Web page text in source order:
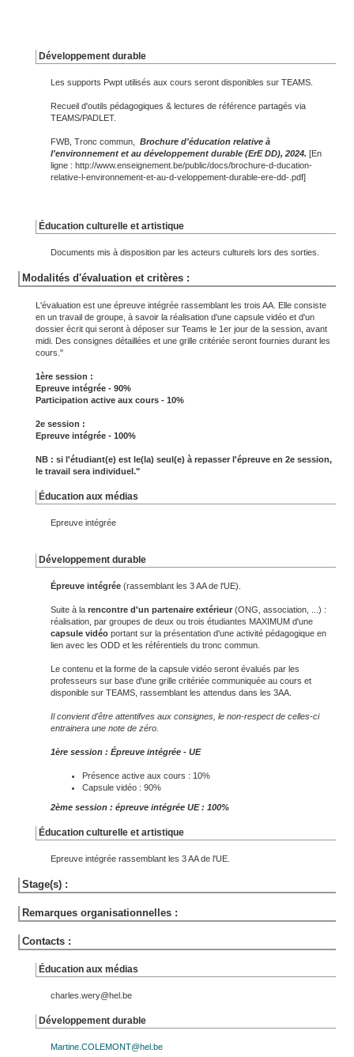
Développement durable
Les supports Pwpt utilisés aux cours seront disponibles sur TEAMS.
Recueil d'outils pédagogiques & lectures de référence partagés via
TEAMS/PADLET.
FWB, Tronc commun, Brochure d'éducation relative à
l'environnement et au développement durable (ErE DD), 2024. [En
ligne : http://www.enseignement.be/public/docs/brochure-d-ducation-
relative-l-environnement-et-au-d-veloppement-durable-ere-dd-.pdf]
Éducation culturelle et artistique
Documents mis à disposition par les acteurs culturels lors des sorties.
Modalités d'évaluation et critères :
L'évaluation est une épreuve intégrée rassemblant les trois AA. Elle consiste
en un travail de groupe, à savoir la réalisation d'une capsule vidéo et d'un
dossier écrit qui seront à déposer sur Teams le 1er jour de la session, avant
midi. Des consignes détaillées et une grille critériée seront fournies durant les
cours."
1ère session :
Epreuve intégrée - 90%
Participation active aux cours - 10%
2e session :
Epreuve intégrée - 100%
NB : si l'étudiant(e) est le(la) seul(e) à repasser l'épreuve en 2e session,
le travail sera individuel."
Éducation aux médias
Epreuve intégrée
Développement durable
Épreuve intégrée (rassemblant les 3 AA de l'UE).
Suite à la rencontre d'un partenaire extérieur (ONG, association, ...) :
réalisation, par groupes de deux ou trois étudiantes MAXIMUM d'une
capsule vidéo portant sur la présentation d'une activité pédagogique en
lien avec les ODD et les référentiels du tronc commun.
Le contenu et la forme de la capsule vidéo seront évalués par les
professeurs sur base d'une grille critériée communiquée au cours et
disponible sur TEAMS, rassemblant les attendus dans les 3AA.
Il convient d'être attentifves aux consignes, le non-respect de celles-ci
entrainera une note de zéro.
1ère session : Épreuve intégrée - UE
Présence active aux cours : 10%
Capsule vidéo : 90%
2ème session : épreuve intégrée UE : 100%
Éducation culturelle et artistique
Epreuve intégrée rassemblant les 3 AA de l'UE.
Stage(s) :
Remarques organisationnelles :
Contacts :
Éducation aux médias
charles.wery@hel.be
Développement durable
Martine.COLEMONT@hel.be